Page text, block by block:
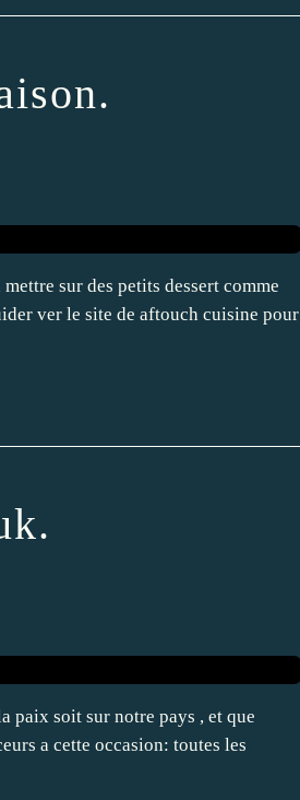
sur des petits dessert comme
ver le site de aftouch cuisine pour
paix soit sur notre pays , et que
a cette occasion: toutes les